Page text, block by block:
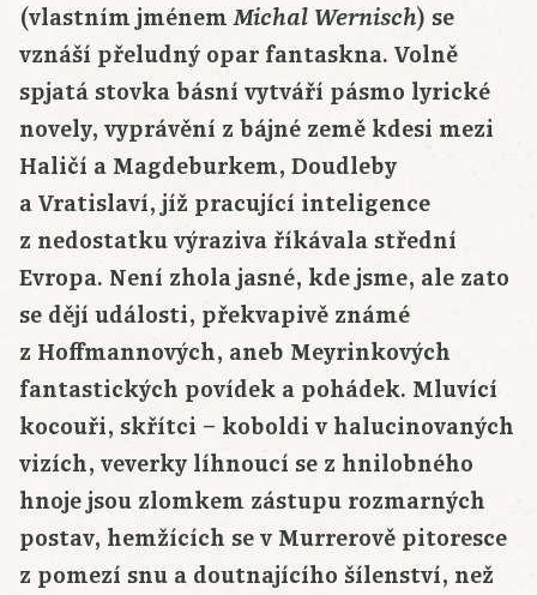
(vlastním jménemMichal Wernisch) se
vznáší přeludný opar fantaskna. Volně
spjatá stovka básní vytváří pásmo lyrické
novely, vyprávění z bájné země kdesi mezi
Haličí a Magdeburkem, Doudleby
a Vratislaví, jíž pracující inteligence
z nedostatku výraziva říkávala střední
Evropa. Není zhola jasné, kde jsme, ale zato
se dějí události, překvapivě známé
z Hoffmannových, aneb Meyrinkových
fantastických povídek a pohádek. Mluvící
kocouři, skřítci – koboldi v halucinovaných
vizích, veverky líhnoucí se z hnilobného
hnoje jsou zlomkem zástupu rozmarných
postav, hemžících se v Murrerově pitoresce
z pomezí snu a doutnajícího šílenství, než